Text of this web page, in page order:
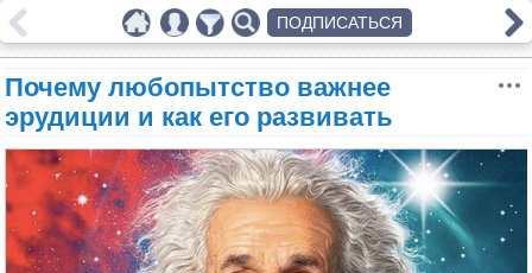
Почему любопытство важнее
эрудиции и как его развивать
ПОДПИСАТЬСЯ